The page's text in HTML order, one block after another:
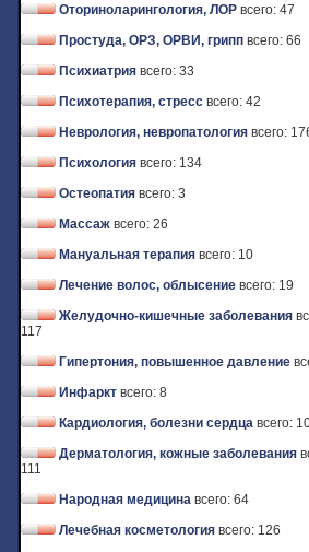
Оториноларингология, ЛОР всего: 47
Простуда, ОРЗ, ОРВИ, грипп всего: 66
Психиатрия всего: 33
Психотерапия, стресс всего: 42
Неврология, невропатология всего:
Психология всего: 134
Остеопатия всего: 3
Массаж всего: 26
Мануальная терапия всего: 10
Лечение волос, облысение всего: 19
Желудочно-кишечные заболевания
117
Гипертония, повышенное давление
Инфаркт всего: 8
Кардиология, болезни сердца всего:
Дерматология, кожные заболевания
111
Народная медицина всего: 64
Лечебная косметология всего: 126